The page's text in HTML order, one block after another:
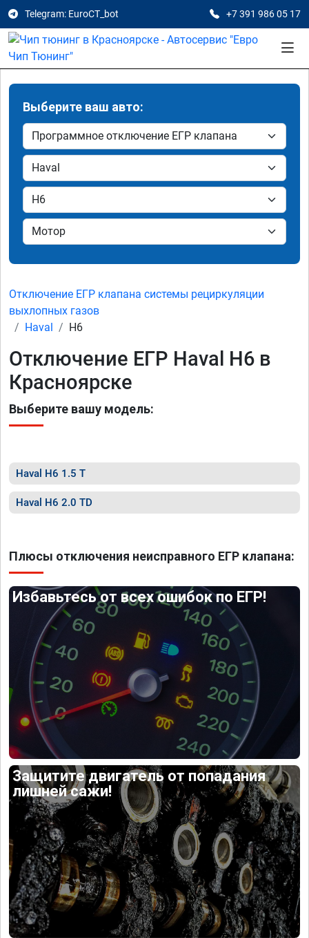
Telegram: EuroCT_bot +7 391 986 05 17
Выберите ваш авто:
Отключение ЕГР клапана системы рециркуляции
выхлопных газов
Haval
H6
Отключение ЕГР Haval H6 в
Красноярске
Выберите вашу модель:
Haval H6 1.5 T
Haval H6 2.0 TD
Плюсы отключения неисправного ЕГР клапана:
Избавьтесь от всех ошибок по ЕГР!
Защитите двигатель от попадания
лишней сажи!